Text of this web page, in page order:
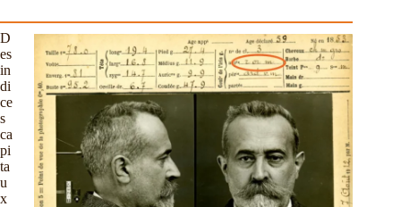
D
es
in
di
ce
s
ca
pi
ta
u
x